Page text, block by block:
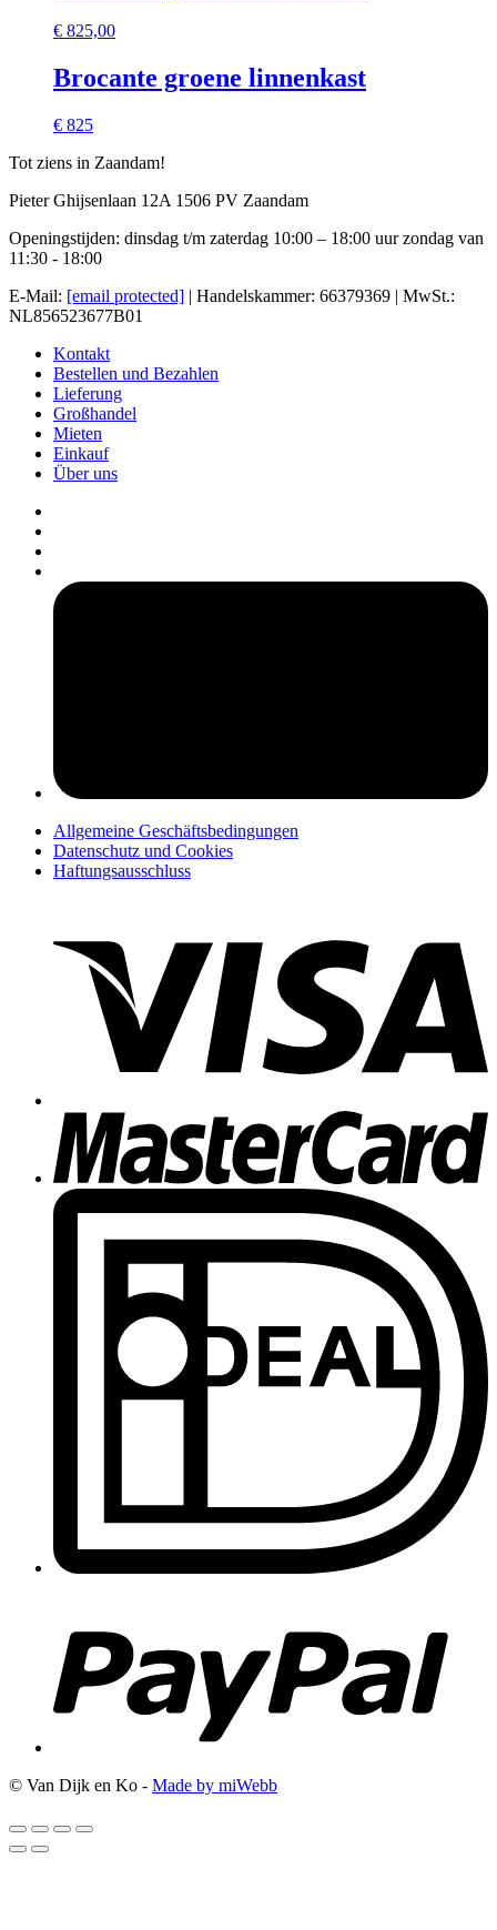
€ 825,00
Brocante groene linnenkast
€ 825
Tot ziens in Zaandam!
Pieter Ghijsenlaan 12A 1506 PV Zaandam
Openingstijden: dinsdag t/m zaterdag 10:00 – 18:00 uur zondag van
11:30 - 18:00
E-Mail: [email protected] | Handelskammer: 66379369 | MwSt.:
NL856523677B01
Kontakt
Bestellen und Bezahlen
Lieferung
Großhandel
Mieten
Einkauf
Über uns
Allgemeine Geschäftsbedingungen
Datenschutz und Cookies
Haftungsausschluss
© Van Dijk en Ko - Made by miWebb